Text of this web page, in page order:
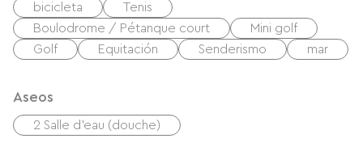
bicicleta
Tenis
Boulodrome / Pétanque court
Mini golf
Golf
Equitación Senderismo mar
Aseos
2 Salle d'eau (douche)